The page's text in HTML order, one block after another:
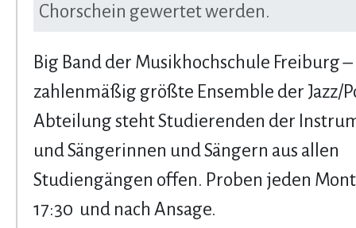
Chorschein gewertet werden.
Big Band der Musikhochschule Freiburg –
zahlenmäßig größte Ensemble der Jazz/
Abteilung steht Studierenden der
und Sängerinnen und Sängern aus allen
Studiengängen offen. Proben jeden
17:30 und nach Ansage.